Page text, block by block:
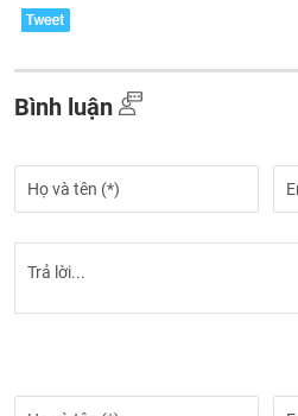
Bình luận